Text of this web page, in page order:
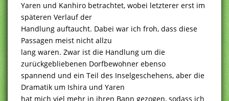
Yaren und Kanhiro betrachtet, wobei letzterer erst im
späteren Verlauf der
Handlung auftaucht. Dabei war ich froh, dass diese
Passagen meist nicht allzu
lang waren. Zwar ist die Handlung um die
zurückgebliebenen Dorfbewohner ebenso
spannend und ein Teil des Inselgeschehens, aber die
Dramatik um Ishira und Yaren
hat mich viel mehr in ihren Bann gezogen, sodass ich